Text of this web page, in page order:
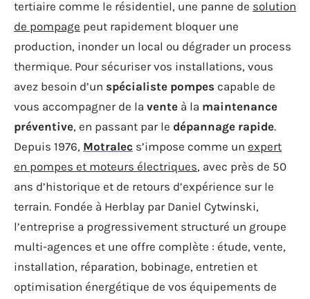
tertiaire comme le résidentiel, une panne de solution
de pompage peut rapidement bloquer une
production, inonder un local ou dégrader un process
thermique. Pour sécuriser vos installations, vous
avez besoin d’un spécialiste pompes capable de
vous accompagner de la vente à la maintenance
préventive, en passant par le dépannage rapide.
Depuis 1976, Motralec s’impose comme un expert
en pompes et moteurs électriques, avec près de 50
ans d’historique et de retours d’expérience sur le
terrain. Fondée à Herblay par Daniel Cytwinski,
l’entreprise a progressivement structuré un groupe
multi-agences et une offre complète : étude, vente,
installation, réparation, bobinage, entretien et
optimisation énergétique de vos équipements de